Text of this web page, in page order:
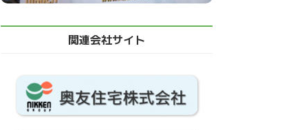
関連会社サイト